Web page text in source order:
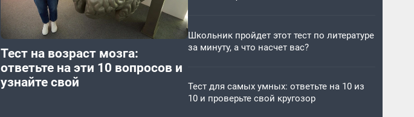
Тест на возраст мозга:
ответьте на эти 10 вопросов и
узнайте свой
Школьник пройдет этот тест по литературе
за минуту, а что насчет вас?
Тест для самых умных: ответьте на 10 из
10 и проверьте свой кругозор